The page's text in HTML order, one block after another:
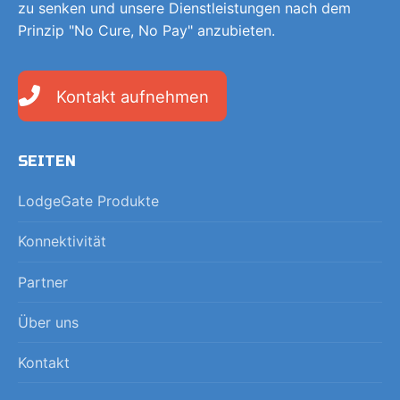
zu senken und unsere Dienstleistungen nach dem
Prinzip "No Cure, No Pay" anzubieten.
Kontakt aufnehmen
SEITEN
LodgeGate Produkte
Konnektivität
Partner
Über uns
Kontakt